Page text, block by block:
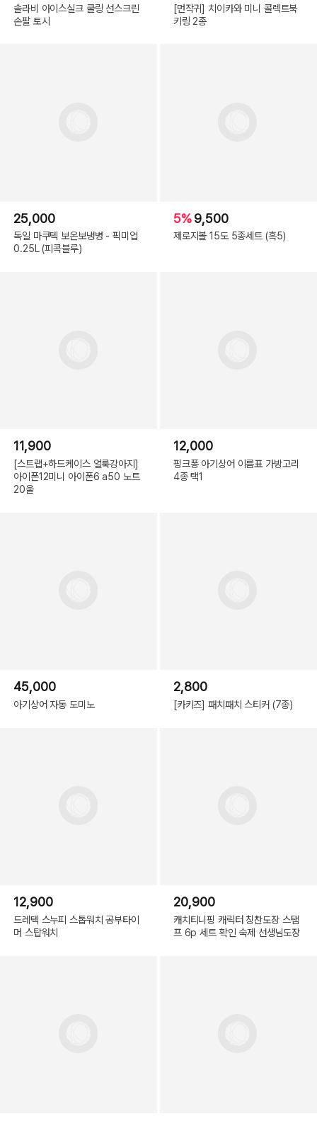
솔라비 아이스실크 쿨링 선스크린
손팔 토시
[먼작귀] 치이카와 미니 콜렉트북
키링 2종
25,000
독일 마쿠텍 보온보냉병 - 픽미업
0.25L (피콕블루)
5%9,500
제로지볼 15도 5종세트 (흑5)
11,900
[스트랩+하드케이스 얼룩강아지]
아이폰12미니 아이폰6 a50 노트
20울
12,000
핑크퐁 아기상어 이름표 가방고리
4종 택1
45,000
아기상어 자동 도미노
2,800
[카키즈] 패치패치 스티커 (7종)
12,900
드레텍 스누피 스톱워치 공부타이
머 스탑워치
20,900
캐치티니핑 캐릭터 칭찬도장 스탬
프 6p 세트 확인 숙제 선생님도장